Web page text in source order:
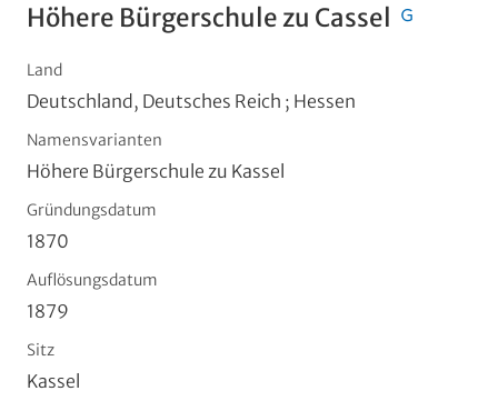
Höhere Bürgerschule zu Cassel
Land
Deutschland, Deutsches Reich ; Hessen
Namensvarianten
Höhere Bürgerschule zu Kassel
Gründungsdatum
1870
Auflösungsdatum
1879
Sitz
Kassel